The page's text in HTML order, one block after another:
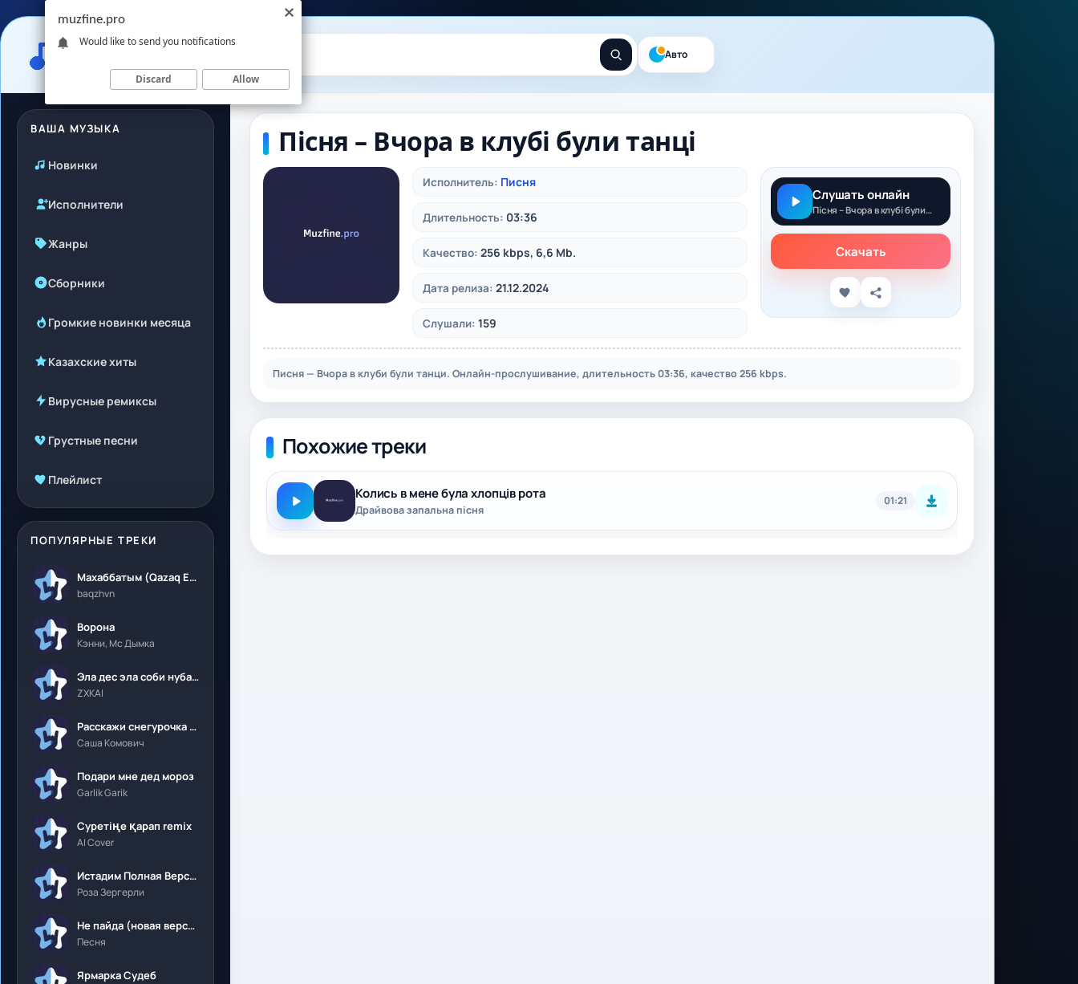
Авто
ВАША МУЗЫКА
Новинки
Исполнители
Жанры
Сборники
Громкие новинки месяца
Казахские хиты
Вирусные ремиксы
Грустные песни
Плейлист
ПОПУЛЯРНЫЕ ТРЕКИ
Махаббатым (Qazaq Edition)
baqzhvn
Ворона
Кэнни, Мс Дымка
Эла дес эла соби нубалеприсон
ZXKAI
Расскажи снегурочка где была
Саша Комович
Подари мне дед мороз
Garlik Garik
Суретіңе қарап remix
AI Cover
Истадим Полная Версия
Роза Зергерли
Не пайда (новая версия)
Песня
Ярмарка Судеб
Пісня – Вчора в клубі були танці
Исполнитель: Писня
Длительность: 03:36
Качество: 256 kbps, 6,6 Mb.
Дата релиза: 21.12.2024
Слушали: 159
Слушать онлайн
Пісня – Вчора в клубі були танці
Скачать
Писня — Вчора в клуби були танци. Онлайн-прослушивание, длительность 03:36, качество 256 kbps.
Похожие треки
Колись в мене була хлопців рота
Драйвова запальна пісня
01:21
muzfine.pro
Would like to send you notifications
Discard Allow